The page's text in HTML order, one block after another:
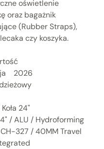
oświetlenie
oraz bagażnik
(Rubber Straps),
czy koszyka.
2026
24"
/ ALU / Hydroforming
327 / 40MM Travel